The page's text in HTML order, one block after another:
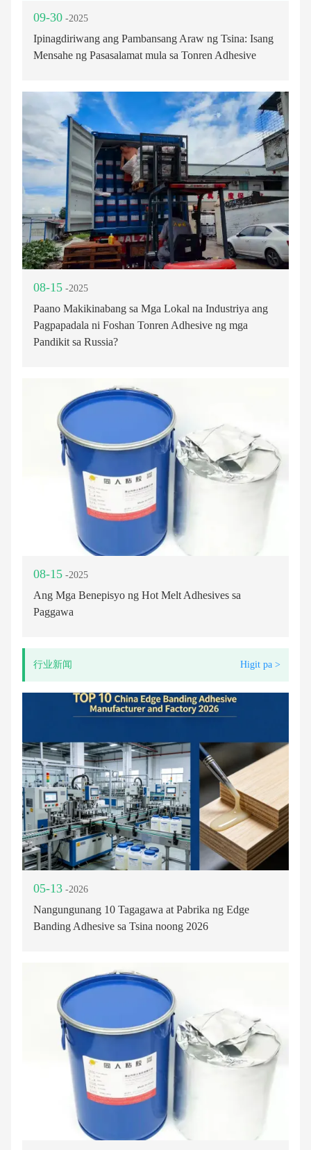
09-30 -2025
Ipinagdiriwang ang Pambansang Araw ng Tsina: Isang
Mensahe ng Pasasalamat mula sa Tonren Adhesive
08-15 -2025
Paano Makikinabang sa Mga Lokal na Industriya ang
Pagpapadala ni Foshan Tonren Adhesive ng mga
Pandikit sa Russia?
08-15 -2025
Ang Mga Benepisyo ng Hot Melt Adhesives sa
Paggawa
行业新闻 Higit pa >
05-13 -2026
Nangungunang 10 Tagagawa at Pabrika ng Edge
Banding Adhesive sa Tsina noong 2026